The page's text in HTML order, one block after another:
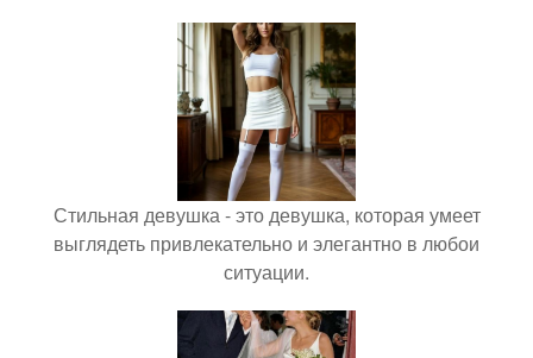
Стильная девушка - это девушка, которая умеет
выглядеть привлекательно и элегантно в любои
ситуации.